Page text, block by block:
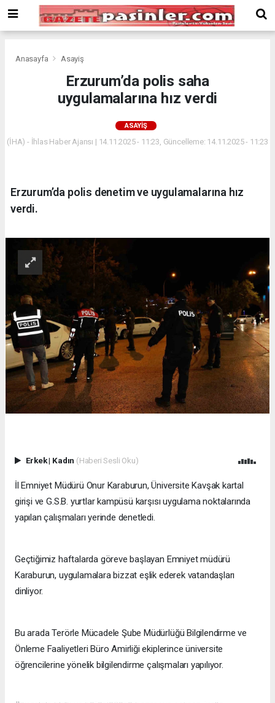
Bonusu
Veren
deneme
siteler
Veren
Anasayfa Asayiş
Erzurum’da polis saha
uygulamalarına hız verdi
ASAYIŞ
(İHA) - İhlas Haber Ajansı | 14.11.2025 - 11:23, Güncelleme: 14.11.2025 - 11:23
Erzurum’da polis denetim ve uygulamalarına hız
verdi.
Erkek| Kadın (Haberi Sesli Oku)
İl Emniyet Müdürü Onur Karaburun, Üniversite Kavşak kartal
girişi ve G.S.B. yurtlar kampüsü karşısı uygulama noktalarında
yapılan çalışmaları yerinde denetledi.
Geçtiğimiz haftalarda göreve başlayan Emniyet müdürü
Karaburun, uygulamalara bizzat eşlik ederek vatandaşları
dinliyor.
Bu arada Terörle Mücadele Şube Müdürlüğü Bilgilendirme ve
Önleme Faaliyetleri Büro Amirliği ekiplerince üniversite
öğrencilerine yönelik bilgilendirme çalışmaları yapılıyor.